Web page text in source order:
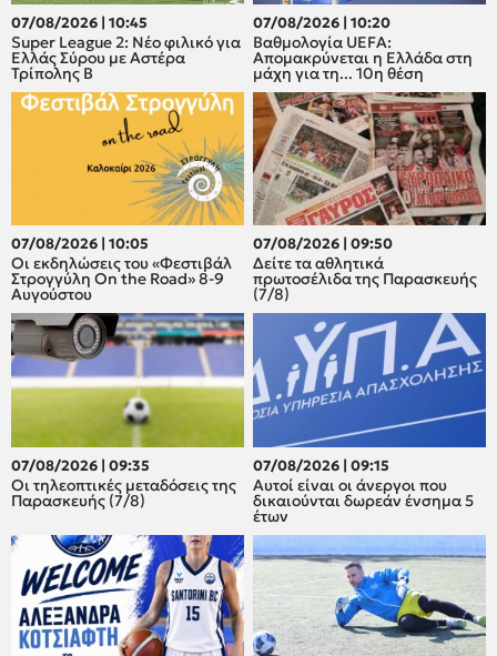
07/08/2026 | 10:45
Super League 2: Νέο φιλικό για
Ελλάς Σύρου με Αστέρα
Τρίπολης Β
07/08/2026 | 10:20
Βαθμολογία UEFA:
Απομακρύνεται η Ελλάδα στη
μάχη για τη... 10η θέση
07/08/2026 | 10:05
Οι εκδηλώσεις του «Φεστιβάλ
Στρογγύλη On the Road» 8-9
Αυγούστου
07/08/2026 | 09:50
Δείτε τα αθλητικά
πρωτοσέλιδα της Παρασκευής
(7/8)
07/08/2026 | 09:35
Οι τηλεοπτικές μεταδόσεις της
Παρασκευής (7/8)
07/08/2026 | 09:15
Αυτοί είναι οι άνεργοι που
δικαιούνται δωρεάν ένσημα 5
έτων